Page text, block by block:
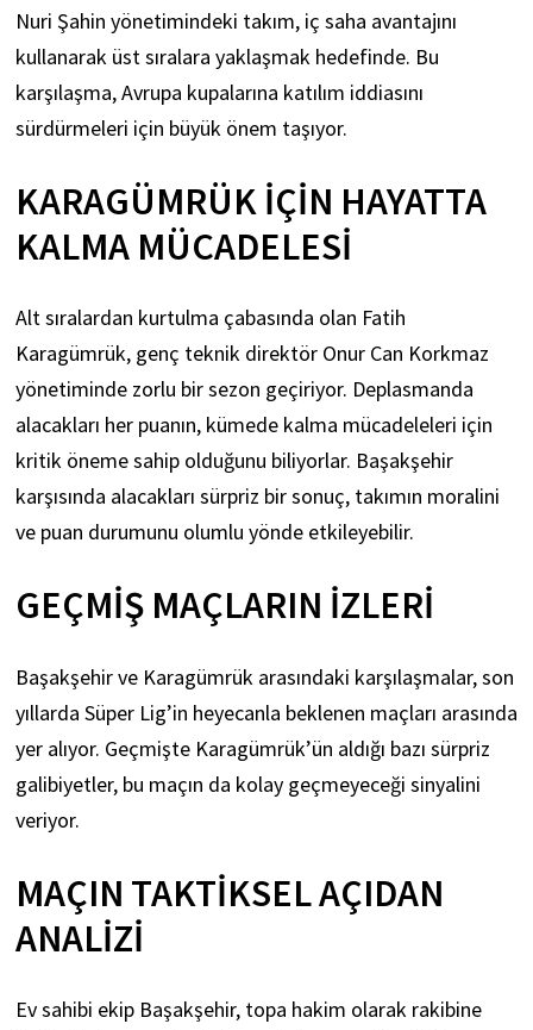
Nuri Şahin yönetimindeki takım, iç saha avantajını
kullanarak üst sıralara yaklaşmak hedefinde. Bu
karşılaşma, Avrupa kupalarına katılım iddiasını
sürdürmeleri için büyük önem taşıyor.
KARAGÜMRÜK İÇIN HAYATTA
KALMA MÜCADELESI
Alt sıralardan kurtulma çabasında olan Fatih
Karagümrük, genç teknik direktör Onur Can Korkmaz
yönetiminde zorlu bir sezon geçiriyor. Deplasmanda
alacakları her puanın, kümede kalma mücadeleleri için
kritik öneme sahip olduğunu biliyorlar. Başakşehir
karşısında alacakları sürpriz bir sonuç, takımın moralini
ve puan durumunu olumlu yönde etkileyebilir.
GEÇMIŞ MAÇLARIN İZLERI
Başakşehir ve Karagümrük arasındaki karşılaşmalar, son
yıllarda Süper Lig’in heyecanla beklenen maçları arasında
yer alıyor. Geçmişte Karagümrük’ün aldığı bazı sürpriz
galibiyetler, bu maçın da kolay geçmeyeceği sinyalini
veriyor.
MAÇIN TAKTIKSEL AÇIDAN
ANALIZI
Ev sahibi ekip Başakşehir, topa hakim olarak rakibine